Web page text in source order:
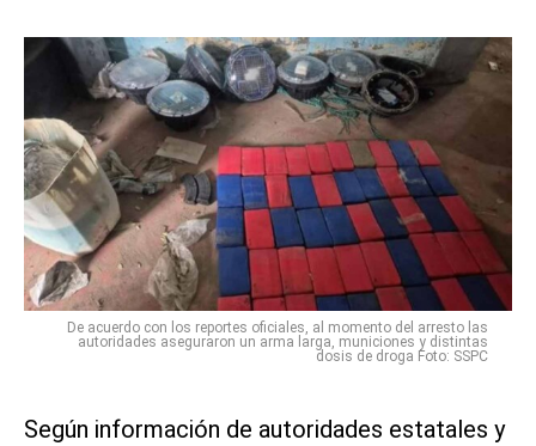
De acuerdo con los reportes oficiales, al momento del arresto las
autoridades aseguraron un arma larga, municiones y distintas
dosis de droga Foto: SSPC
Según información de autoridades estatales y